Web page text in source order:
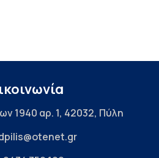
1940 αρ. 1, 42032, Πύλη